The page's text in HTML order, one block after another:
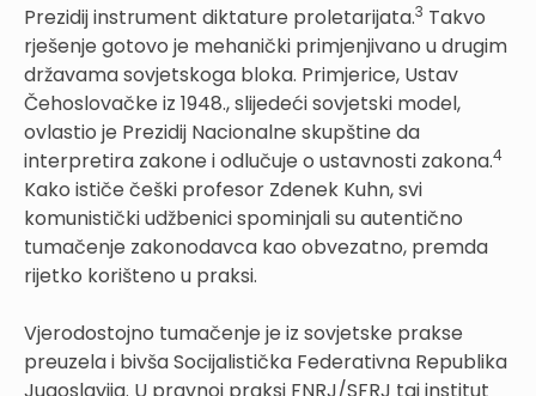
Prezidij instrument diktature proletarijata.3 Takvo
rješenje gotovo je mehanički primjenjivano u drugim
državama sovjetskoga bloka. Primjerice, Ustav
Čehoslovačke iz 1948., slijedeći sovjetski model,
ovlastio je Prezidij Nacionalne skupštine da
interpretira zakone i odlučuje o ustavnosti zakona.4
Kako ističe češki profesor Zdenek Kuhn, svi
komunistički udžbenici spominjali su autentično
tumačenje zakonodavca kao obvezatno, premda
rijetko korišteno u praksi.
Vjerodostojno tumačenje je iz sovjetske prakse
preuzela i bivša Socijalistička Federativna Republika